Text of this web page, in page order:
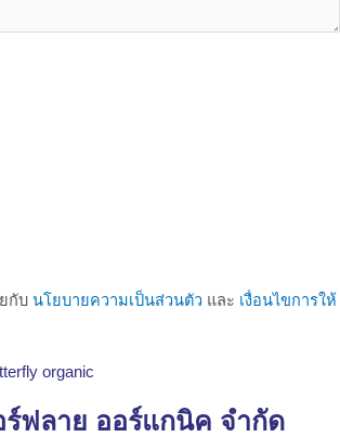
กับ นโยบายความเป็นส่วนตัว และ เงื่อนไขการให้
organic
ร์ฟลาย ออร์แกนิค จำกัด